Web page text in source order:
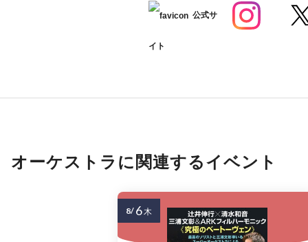
公式サ
イト
オーケストラに関連するイベント
8/ 6木